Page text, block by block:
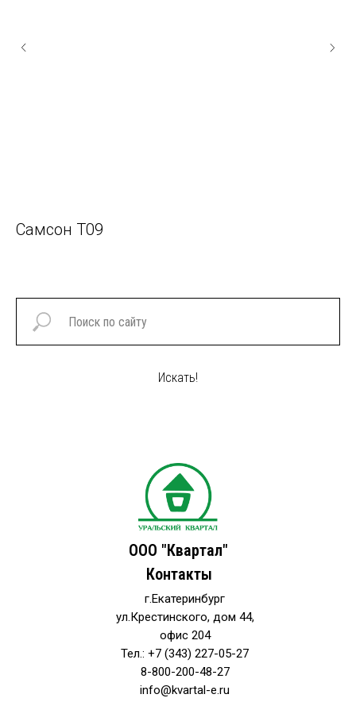
Самсон T09
Искать!
ООО "Квартал"
Контакты
г.Екатеринбург
ул.Крестинского, дом 44,
офис 204
Тел.: +7 (343) 227-05-27
8-800-200-48-27
info@kvartal-e.ru